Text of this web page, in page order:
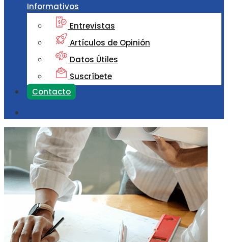
Informativos
Entrevistas
Artículos de Opinión
Datos Útiles
Suscríbete
Contacto